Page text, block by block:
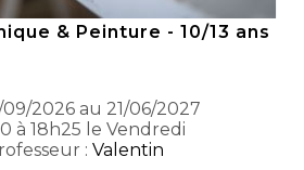
& Peinture - 10/13 ans
09/2026 au 21/06/2027
à 18h25 le Vendredi
: Valentin